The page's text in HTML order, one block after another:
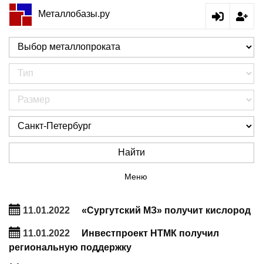
Металлобазы.ру
Найти
Меню
11.01.2022 «Сургутский МЗ» получит кислород
11.01.2022
Инвестпроект НТМК получил
региональную поддержку